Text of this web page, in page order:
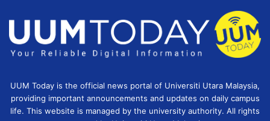
UUM Today is the official news portal of Universiti Utara Malaysia,
providing important announcements and updates on daily campus
life. This website is managed by the university authority. All rights